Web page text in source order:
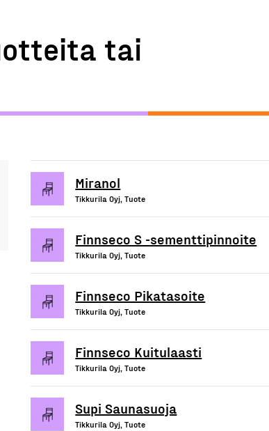
tai
Miranol
Tikkurila Oyj, Tuote
Finnseco S -sementtipinnoite
Tikkurila Oyj, Tuote
Finnseco Pikatasoite
Tikkurila Oyj, Tuote
Finnseco Kuitulaasti
Tikkurila Oyj, Tuote
Supi Saunasuoja
Tikkurila Oyj, Tuote